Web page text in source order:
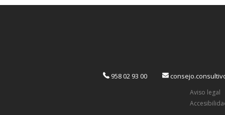
958 02 93 00
Aviso legal